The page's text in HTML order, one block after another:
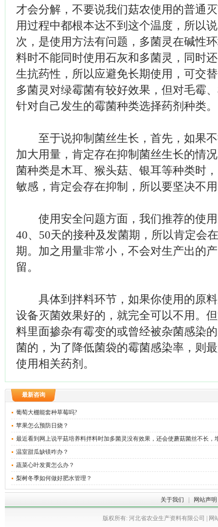
才会分解，不要说我们菇农使用的普通
用过程中都根本达不到这个温度，所以
次，是使用方法有问题，多菌灵在碱性
料时不能同时使用石灰和多菌灵，同时
生抗药性，所以应避免长期使用，可交
多菌灵对绿霉菌有较好效果，但对毛霉
针对自己发生的霉菌种类选择药剂种类。
至于说抑制菌丝生长，首先，如果不
加大用量，肯定存在抑制菌丝生长的情
菌种类是木耳、猴头菇、银耳等种类时
敏感，肯定会存在抑制，所以要坚决不
使用安全问题方面，我们推荐的使用
40、50天的接种及发菌期，所以肯定会
期。加之用量非常小，不会对生产出的
留。
具体到拌料环节，如果你使用的原料
设备灭菌效果好的，就完全可以不用。
料里面掺杂有霉变的或曾经被杂菌感染
菌的，为了降低菌袋的霉菌感染率，则
使用相关药剂。
最新咨询
葡萄大棚能套种草莓吗?
苹果怎么预防日烧？
最近看到网上说平菇培养料拌料时加多菌灵没有效果，还会使蘑菇菌丝不长，
温室甜瓜缺镁咋办？
蔬菜心叶发黄怎么办？
梨树冬季如何做好肥水管理？
关于我们 网站声明
版权所有: 河北省农业生产资料有限公司 | 网